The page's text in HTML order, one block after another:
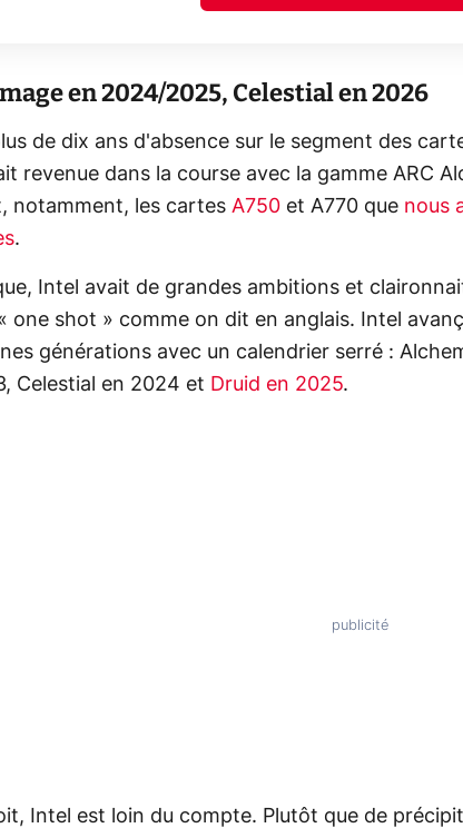
en 2024/2025, Celestial en 2026
de dix ans d'absence sur le segment des
revenue dans la course avec la gamme ARC
notamment, les cartes A750 et A770 que nous
.
Intel avait de grandes ambitions et
one shot » comme on dit en anglais. Intel
générations avec un calendrier serré :
Celestial en 2024 et Druid en 2025.
Intel est loin du compte. Plutôt que de